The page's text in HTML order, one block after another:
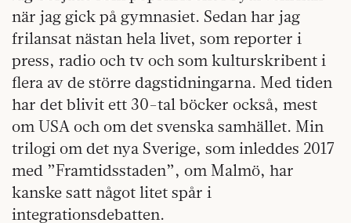
när jag gick på gymnasiet. Sedan har jag
frilansat nästan hela livet, som reporter i
press, radio och tv och som kulturskribent i
flera av de större dagstidningarna. Med tiden
har det blivit ett 30-tal böcker också, mest
om USA och om det svenska samhället. Min
trilogi om det nya Sverige, som inleddes 2017
med ”Framtidsstaden”, om Malmö, har
kanske satt något litet spår i
integrationsdebatten.